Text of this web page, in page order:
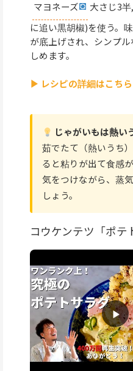
マヨネーズ
大さじ3
に追い黒胡椒)を使う。
が底上げされ、シンプ
しめます。
▶ レシピの詳細はこちら
じゃがいもは熱い
茹でたて（熱いうち
ると粘りが出て食感
気をつけながら、蒸
しょう。
コウケンテツ「ポテ